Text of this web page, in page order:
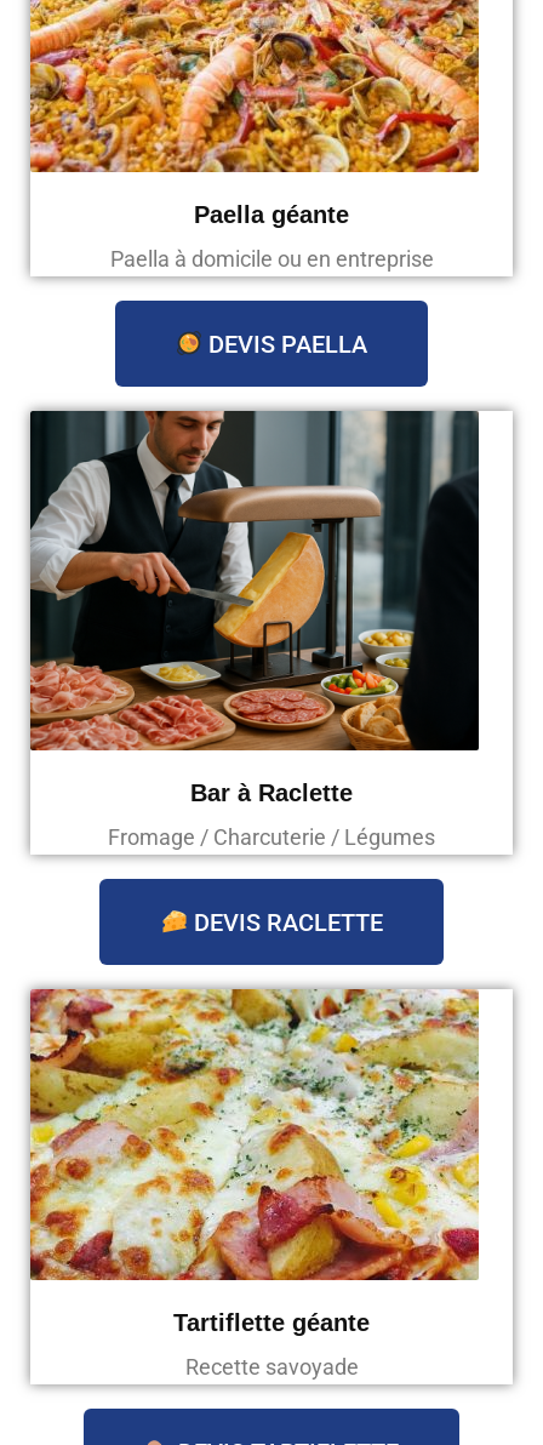
Paella géante
Paella à domicile ou en entreprise
DEVIS PAELLA
Bar à Raclette
Fromage / Charcuterie / Légumes
DEVIS RACLETTE
Tartiflette géante
Recette savoyade